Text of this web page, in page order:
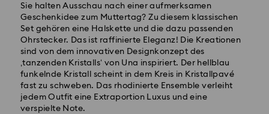
Sie halten Ausschau nach einer aufmerksamen
Geschenkidee zum Muttertag? Zu diesem klassischen
Set gehören eine Halskette und die dazu passenden
Ohrstecker. Das ist raffinierte Eleganz! Die Kreationen
sind von dem innovativen Designkonzept des
‚tanzenden Kristalls‘ von Una inspiriert. Der hellblau
funkelnde Kristall scheint in dem Kreis in Kristallpavé
fast zu schweben. Das rhodinierte Ensemble verleiht
jedem Outfit eine Extraportion Luxus und eine
verspielte Note.